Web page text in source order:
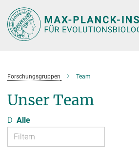
Hauptinhalt
Forschungsgruppen Team
Unser Team
D Alle